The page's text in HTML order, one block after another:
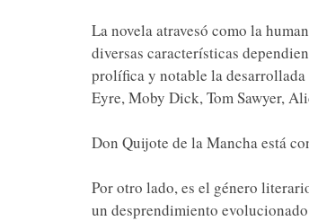
La novela atravesó como la
diversas características
prolífica y notable la
Eyre, Moby Dick, Tom Sawyer,
Don Quijote de la Mancha está
Por otro lado, es el género
un desprendimiento